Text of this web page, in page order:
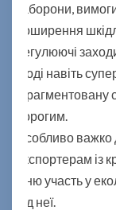
заборони,
поширення
регулюючі
іноді навіть
фрагментовану
дорогим.
Особливо
експортерам із
їхню участь у
від неї.